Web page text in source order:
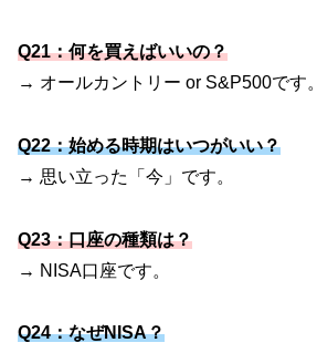
Q21：何を買えばいいの？
→ オールカントリー or S&P500です。
Q22：始める時期はいつがいい？
→ 思い立った「今」です。
Q23：口座の種類は？
→ NISA口座です。
Q24：なぜNISA？